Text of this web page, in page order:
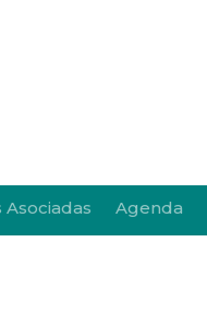
Asociadas Agenda